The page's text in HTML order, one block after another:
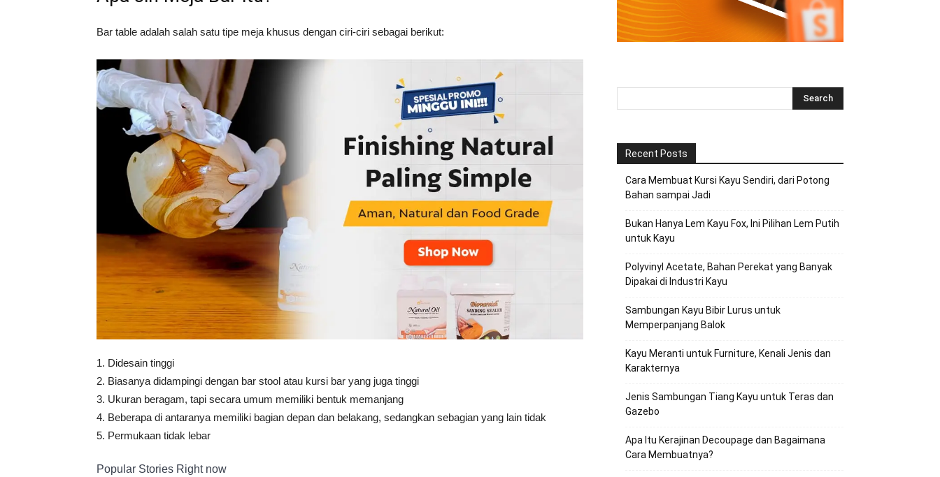
Bar table adalah salah satu tipe meja khusus dengan ciri-ciri sebagai berikut:
1. Didesain tinggi
2. Biasanya didampingi dengan bar stool atau kursi bar yang juga tinggi
3. Ukuran beragam, tapi secara umum memiliki bentuk memanjang
4. Beberapa di antaranya memiliki bagian depan dan belakang, sedangkan sebagian yang lain tidak
5. Permukaan tidak lebar
Popular Stories Right now
Recent Posts
Cara Membuat Kursi Kayu Sendiri, dari Potong
Bahan sampai Jadi
Bukan Hanya Lem Kayu Fox, Ini Pilihan Lem Putih
untuk Kayu
Polyvinyl Acetate, Bahan Perekat yang Banyak
Dipakai di Industri Kayu
Sambungan Kayu Bibir Lurus untuk
Memperpanjang Balok
Kayu Meranti untuk Furniture, Kenali Jenis dan
Karakternya
Jenis Sambungan Tiang Kayu untuk Teras dan
Gazebo
Apa Itu Kerajinan Decoupage dan Bagaimana
Cara Membuatnya?